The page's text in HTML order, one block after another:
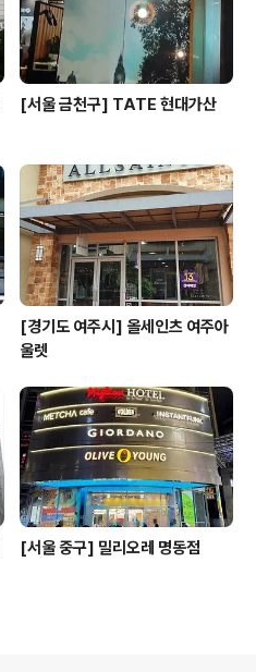
[서울 금천구] TATE 현대가산
[경기도 여주시] 올세인츠 여주아
울렛
[서울 중구] 밀리오레 명동점